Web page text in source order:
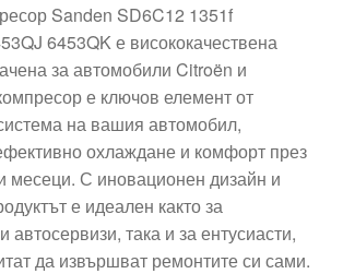
Sanden SD6C12 1351f
6453QK е висококачествена
за автомобили Citroën и
е ключов елемент от
на вашия автомобил,
охлаждане и комфорт през
месеци. С иновационен дизайн и
е идеален както за
така и за ентусиасти,
да извършват ремонтите си сами.